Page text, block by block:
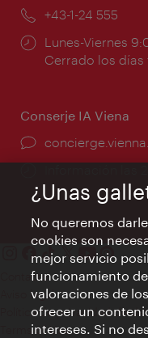
Teléfono:
+43-1-24 555
Horarios
de
Lunes-Viernes
Cerrado los días
Conserje IA Viena
Contacto
Aviso legal
Política de privacidad de
Terms of Use
¿Unas
No queremos
cookies son
mejor servicio
funcionamiento
valoraciones de
ofrecer un
intereses. Si no